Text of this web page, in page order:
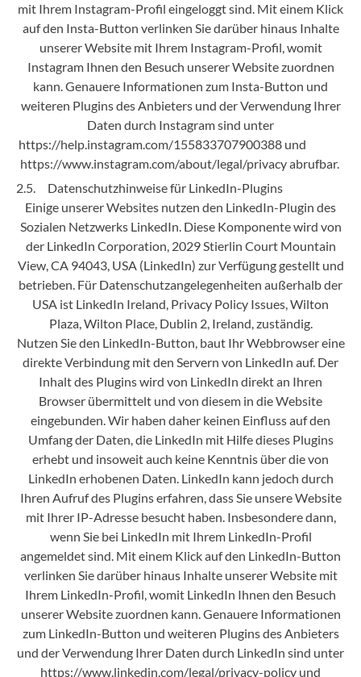
mit Ihrem Instagram-Profil eingeloggt sind. Mit einem Klick
auf den Insta-Button verlinken Sie darüber hinaus Inhalte
unserer Website mit Ihrem Instagram-Profil, womit
Instagram Ihnen den Besuch unserer Website zuordnen
kann. Genauere Informationen zum Insta-Button und
weiteren Plugins des Anbieters und der Verwendung Ihrer
Daten durch Instagram sind unter
https://help.instagram.com/155833707900388 und
https://www.instagram.com/about/legal/privacy abrufbar.
2.5. Datenschutzhinweise für LinkedIn-Plugins
Einige unserer Websites nutzen den LinkedIn-Plugin des
Sozialen Netzwerks LinkedIn. Diese Komponente wird von
der LinkedIn Corporation, 2029 Stierlin Court Mountain
View, CA 94043, USA (LinkedIn) zur Verfügung gestellt und
betrieben. Für Datenschutzangelegenheiten außerhalb der
USA ist LinkedIn Ireland, Privacy Policy Issues, Wilton
Plaza, Wilton Place, Dublin 2, Ireland, zuständig.
Nutzen Sie den LinkedIn-Button, baut Ihr Webbrowser eine
direkte Verbindung mit den Servern von LinkedIn auf. Der
Inhalt des Plugins wird von LinkedIn direkt an Ihren
Browser übermittelt und von diesem in die Website
eingebunden. Wir haben daher keinen Einfluss auf den
Umfang der Daten, die LinkedIn mit Hilfe dieses Plugins
erhebt und insoweit auch keine Kenntnis über die von
LinkedIn erhobenen Daten. LinkedIn kann jedoch durch
Ihren Aufruf des Plugins erfahren, dass Sie unsere Website
mit Ihrer IP-Adresse besucht haben. Insbesondere dann,
wenn Sie bei LinkedIn mit Ihrem LinkedIn-Profil
angemeldet sind. Mit einem Klick auf den LinkedIn-Button
verlinken Sie darüber hinaus Inhalte unserer Website mit
Ihrem LinkedIn-Profil, womit LinkedIn Ihnen den Besuch
unserer Website zuordnen kann. Genauere Informationen
zum LinkedIn-Button und weiteren Plugins des Anbieters
und der Verwendung Ihrer Daten durch LinkedIn sind unter
https://www.linkedin.com/legal/privacy-policy und